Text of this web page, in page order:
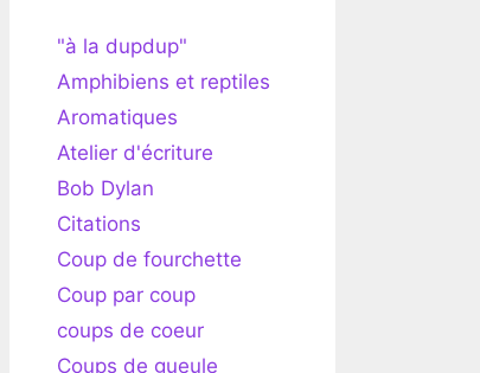
"à la dupdup"
Amphibiens et reptiles
Aromatiques
Atelier d'écriture
Bob Dylan
Citations
Coup de fourchette
Coup par coup
coups de coeur
Coups de gueule